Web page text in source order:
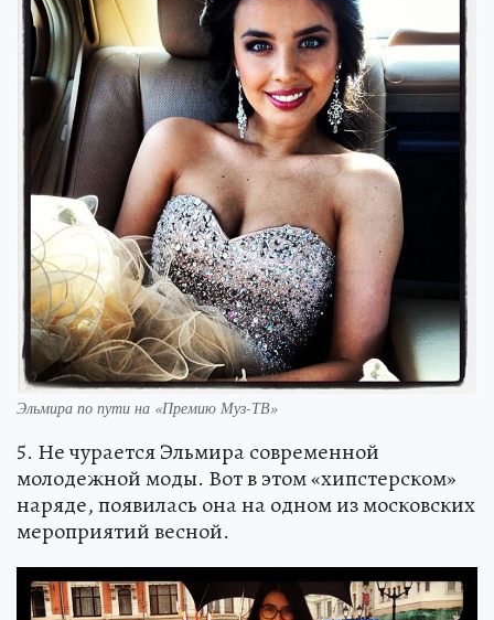
Эльмира по пути на «Премию Муз-ТВ»
5. Не чурается Эльмира современной
молодежной моды. Вот в этом «хипстерском»
наряде, появилась она на одном из московских
мероприятий весной.